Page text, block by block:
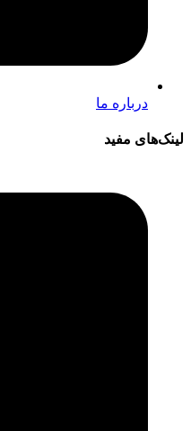
درباره ما
لینک‌های مفید